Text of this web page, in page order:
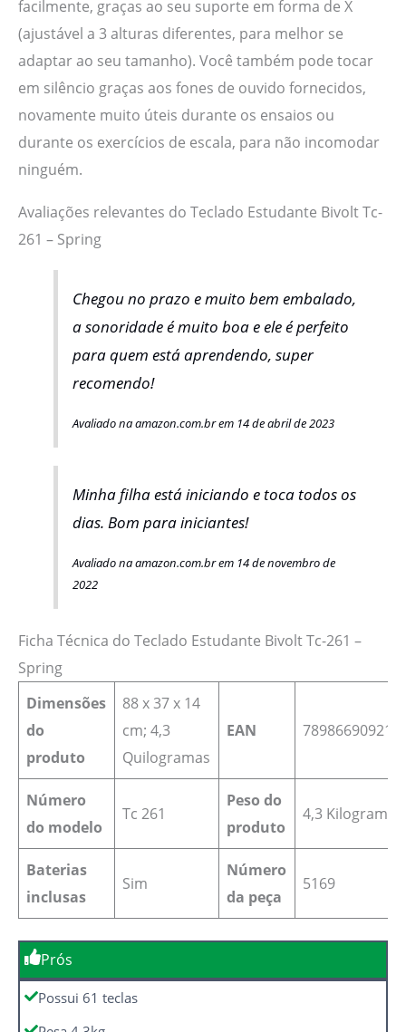
facilmente, graças ao seu suporte em forma de X
(ajustável a 3 alturas diferentes, para melhor se
adaptar ao seu tamanho). Você também pode tocar
em silêncio graças aos fones de ouvido fornecidos,
novamente muito úteis durante os ensaios ou
durante os exercícios de escala, para não incomodar
ninguém.
Avaliações relevantes do Teclado Estudante Bivolt Tc-
261 – Spring
Chegou no prazo e muito bem embalado,
a sonoridade é muito boa e ele é perfeito
para quem está aprendendo, super
recomendo!
Avaliado na amazon.com.br em 14 de abril de 2023
Minha filha está iniciando e toca todos os
dias. Bom para iniciantes!
Avaliado na amazon.com.br em 14 de novembro de
2022
Ficha Técnica do Teclado Estudante Bivolt Tc-261 –
Spring
Dimensões
do
produto
88 x 37 x 14
cm; 4,3
Quilogramas
EAN
Número
do modelo
‎Tc 261
Peso do
produto
4,3 Kilograms
Baterias
inclusas
‎Sim
Número
da peça
5169
Prós
Possui 61 teclas